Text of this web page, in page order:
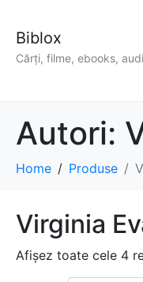
Biblox
Cărți, filme, ebooks,
Autori:
Home Produse
Virginia
Afișez toate cele 4